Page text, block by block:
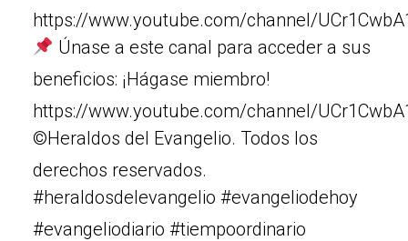
https://www.youtube.com/channel/
Únase a este canal para acceder a sus
beneficios: ¡Hágase miembro!
https://www.youtube.com/channel/
©Heraldos del Evangelio. Todos los
derechos reservados.
#heraldosdelevangelio #evangeliodehoy
#evangeliodiario #tiempoordinario